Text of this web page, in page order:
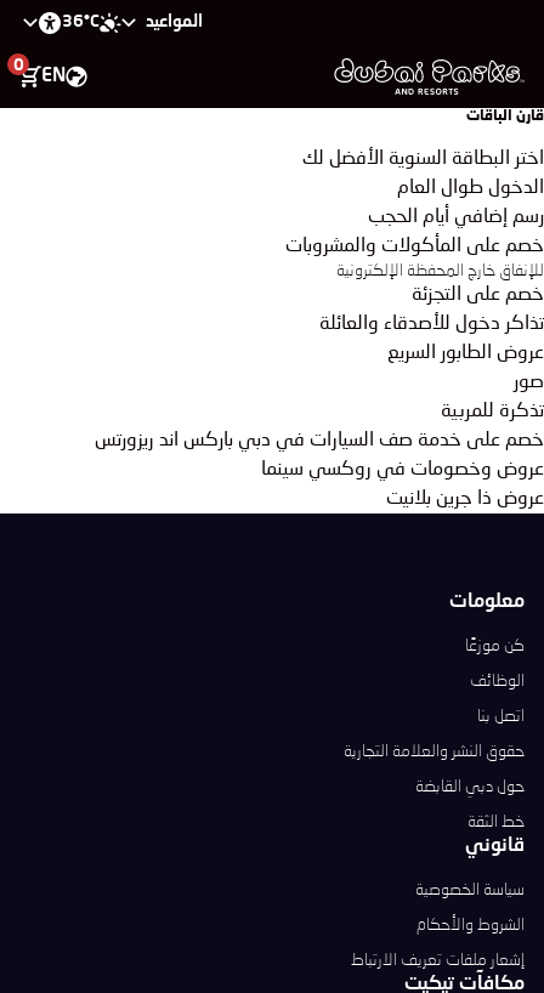
36°C المواعيد
EN
0
قارن الباقات
اختر البطاقة السنوية الأفضل لك
الدخول طوال العام
رسم إضافي أيام الحجب
خصم على المأكولات والمشروبات
للإنفاق خارج المحفظة الإلكترونية
خصم على التجزئة
تذاكر دخول للأصدقاء والعائلة
عروض الطابور السريع
صور
تذكرة للمربية
خصم على خدمة صف السيارات في دبي باركس اند ريزورتس
عروض وخصومات في روكسي سينما
عروض ذا جرين بلانيت
معلومات
كن موزعًا
الوظائف
اتصل بنا
حقوق النشر والعلامة التجارية
حول دبي القابضة
خط الثقة
قانوني
سياسة الخصوصية
الشروط والأحكام
إشعار ملفات تعريف الارتباط
مكافآت تيكيت